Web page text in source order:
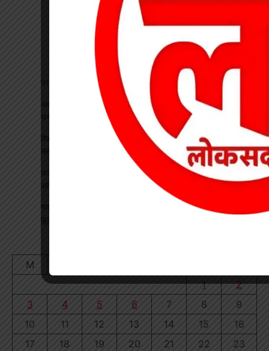
प्रधान पाठक पर हमला, स्कूल का चपरासी गिरफ्तार
अधीक्षिका को हटाने की मांग पर छात्राओं का फूटा गुस्सा, NH-130 पर
चक्काजाम से घंटों थमा यातायात
शिक्षक बने कलेक्टर: कक्षा में पढ़ाया भौतिकी, 100% रिजल्ट पर इसरो
कटघोरा थाना के आरक्षक प्रदीप राठौर एवं रामधन पटेल रिश्वतखोरी के
यादव समाज महिला संगठन ने जिला अध्यक्ष का किया भव्य स्वागत, सावन
M
1
2
3
4 5 6 7 8
9
10
11 12 13 14 15
16
17
18 19 20 21 22
23